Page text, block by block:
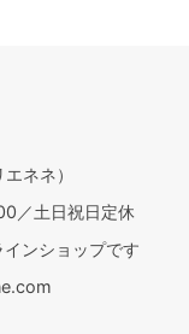
ネネ）
／土日祝日定休
ンショップです